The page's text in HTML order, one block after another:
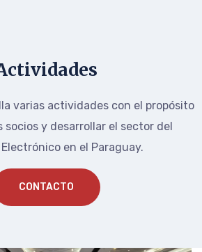
varias actividades con el propósito
socios y desarrollar el sector del
en el Paraguay.
CONTACTO